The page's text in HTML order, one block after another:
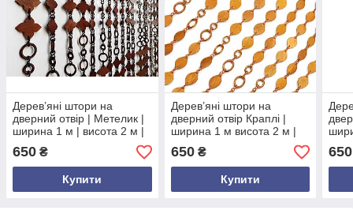
Дерев’яні штори на
дверний отвір | Метелик |
ширина 1 м | висота 2 м |
коричневий колір
650 ₴
Купити
Дерев’яні штори на
дверний отвір Краплі |
ширина 1 м висота 2 м |
штори з дерева та
пластику рижого кольору
650₴
Купити
650